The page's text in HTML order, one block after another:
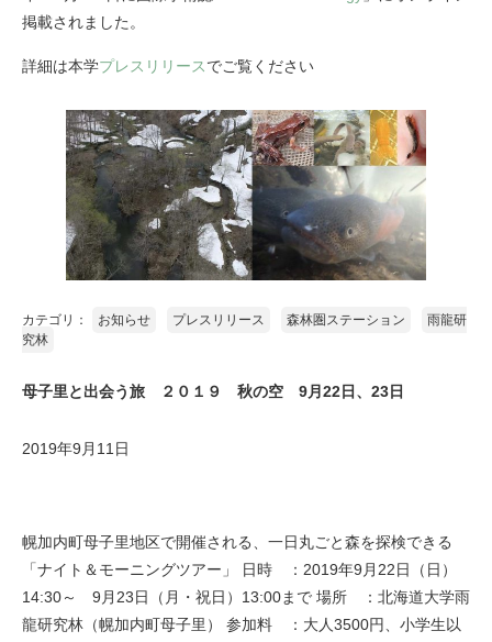
掲載されました。
詳細は本学プレスリリースでご覧ください
カテゴリ： お知らせ プレスリリース 森林圏ステーション
雨龍研
究林
母子里と出会う旅 ２０１９ 秋の空 9月22日、23日
2019年9月11日
幌加内町母子里地区で開催される、一日丸ごと森を探検できる
「ナイト＆モーニングツアー」 日時 ：2019年9月22日（日）
14:30～ 9月23日（月・祝日）13:00まで 場所 ：北海道大学雨
龍研究林（幌加内町母子里） 参加料 ：大人3500円、小学生以